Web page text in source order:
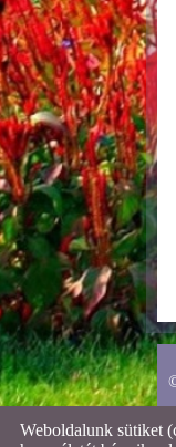
Weboldalunk sütiket